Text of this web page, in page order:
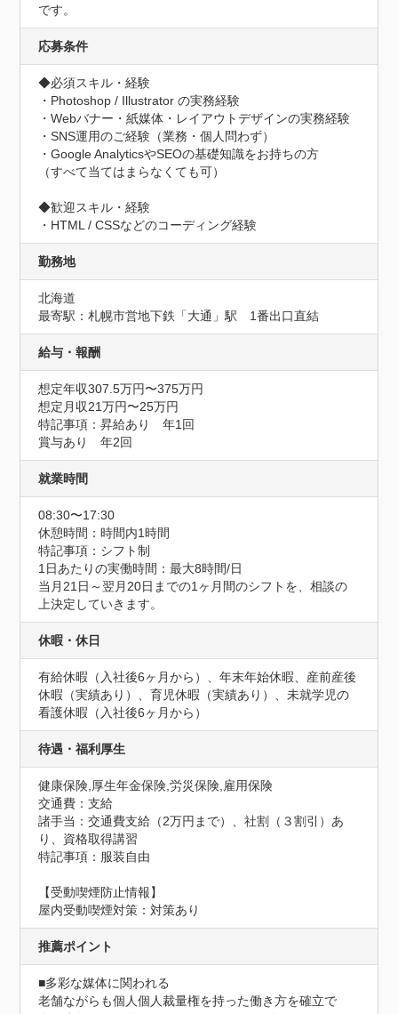
です。
応募条件
◆必須スキル・経験
・Photoshop / Illustrator の実務経験
・Webバナー・紙媒体・レイアウトデザインの実務経験
・SNS運用のご経験（業務・個人問わず）
・Google AnalyticsやSEOの基礎知識をお持ちの方
（すべて当てはまらなくても可）
◆歓迎スキル・経験
・HTML / CSSなどのコーディング経験
勤務地
北海道
最寄駅：札幌市営地下鉄「大通」駅　1番出口直結
給与・報酬
想定年収307.5万円〜375万円
想定月収21万円〜25万円
特記事項：昇給あり　年1回
賞与あり　年2回
就業時間
08:30〜17:30
休憩時間：時間内1時間
特記事項：シフト制
1日あたりの実働時間：最大8時間/日
当月21日～翌月20日までの1ヶ月間のシフトを、相談の
上決定していきます。
休暇・休日
有給休暇（入社後6ヶ月から）、年末年始休暇、産前産後
休暇（実績あり）、育児休暇（実績あり）、未就学児の
看護休暇（入社後6ヶ月から）
待遇・福利厚生
健康保険,厚生年金保険,労災保険,雇用保険
交通費：支給
諸手当：交通費支給（2万円まで）、社割（３割引）あ
り、資格取得講習
特記事項：服装自由
【受動喫煙防止情報】
屋内受動喫煙対策：対策あり
推薦ポイント
■多彩な媒体に関われる
老舗ながらも個人個人裁量権を持った働き方を確立で